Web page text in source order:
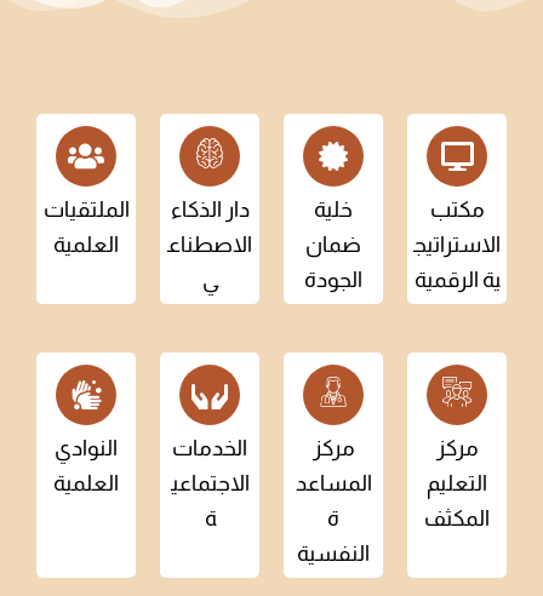
مكتب
الاستراتيج
ية الرقمية
خلية
ضمان
الجودة
دار الذكاء
الاصطناع
ي
الملتقيات
العلمية
مركز
التعليم
المكثف
مركز
المساعد
ة
النفسية
الخدمات
الاجتماعي
ة
النوادي
العلمية